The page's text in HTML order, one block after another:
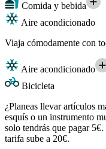
Comida y bebida
Aire acondicionado
Viaja cómodamente con
Aire acondicionado
Bicicleta
¿Planeas llevar artículos
esquís o un instrumento
solo tendrás que pagar
tarifa sube a 20€.